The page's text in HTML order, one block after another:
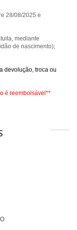
28/08/2025 e
mediante
de nascimento);
devolução, troca ou
é reembolsável**